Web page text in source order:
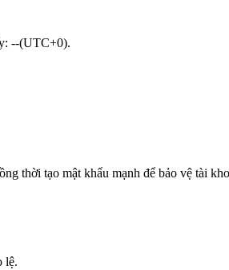
--(UTC+0).
thời tạo mật khẩu mạnh để bảo vệ tài
lệ.